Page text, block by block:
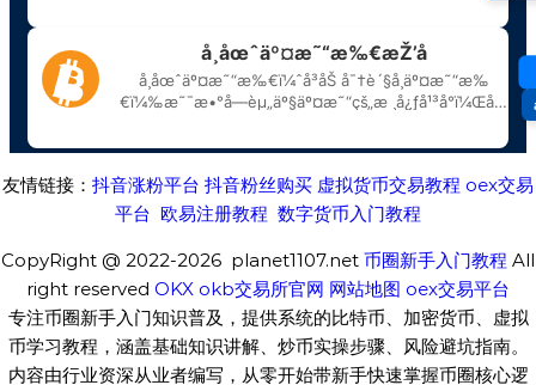
友情链接： 抖音涨粉平台 抖音粉丝购买 虚拟货币交易教程 oex交易
平台 欧易注册教程 数字货币入门教程
CopyRight @ 2022-2026 planet1107.net 币圈新手入门教程 All
right reserved OKX okb交易所官网 网站地图 oex交易平台
专注币圈新手入门知识普及，提供系统的比特币、加密货币、虚拟
币学习教程，涵盖基础知识讲解、炒币实操步骤、风险避坑指南。
内容由行业资深从业者编写，从零开始带新手快速掌握币圈核心逻